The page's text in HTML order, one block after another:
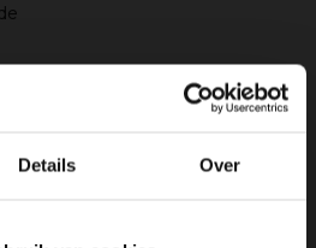
Details Over